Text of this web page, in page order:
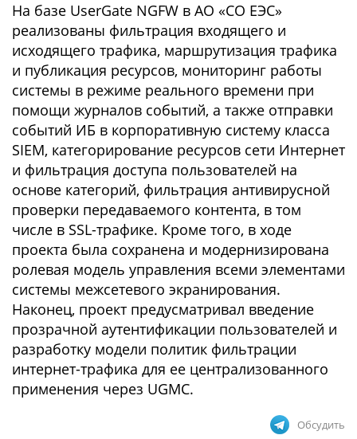
На базе UserGate NGFW в АО «СО ЕЭС»
реализованы фильтрация входящего и
исходящего трафика, маршрутизация трафика
и публикация ресурсов, мониторинг работы
системы в режиме реального времени при
помощи журналов событий, а также отправки
событий ИБ в корпоративную систему класса
SIEM, категорирование ресурсов сети Интернет
и фильтрация доступа пользователей на
основе категорий, фильтрация антивирусной
проверки передаваемого контента, в том
числе в SSL-трафике. Кроме того, в ходе
проекта была cохранена и модернизирована
ролевая модель управления всеми элементами
системы межсетевого экранирования.
Наконец, проект предусматривал введение
прозрачной аутентификации пользователей и
разработку модели политик фильтрации
интернет-трафика для ее централизованного
применения через UGMC.
Обсудить